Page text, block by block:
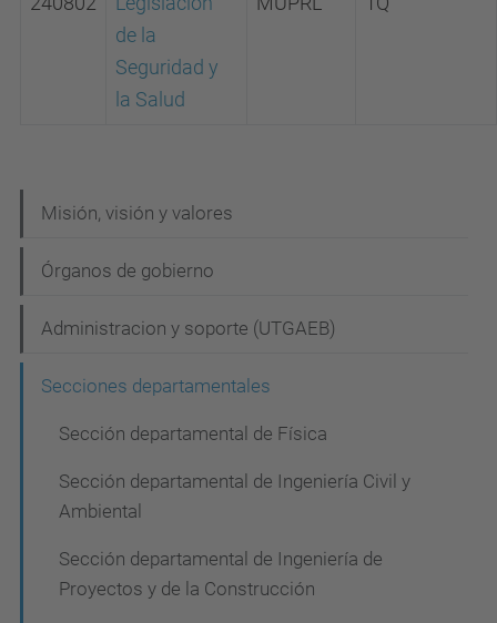
de la
Seguridad y
la Salud
a
v
g
Misión, visión y valores
Órganos de gobierno
Administracion y soporte (UTGAEB)
Secciones departamentales
Sección departamental de Física
Sección departamental de Ingeniería Civil y
Ambiental
Sección departamental de Ingeniería de
Proyectos y de la Construcción